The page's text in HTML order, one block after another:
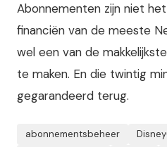
Abonnementen zijn niet
financiën van de meeste
wel een van de
te maken. En die twintig
gegarandeerd terug.
abonnementsbeheer